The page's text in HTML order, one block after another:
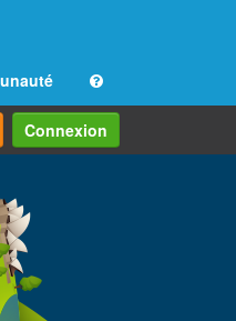
Connexion